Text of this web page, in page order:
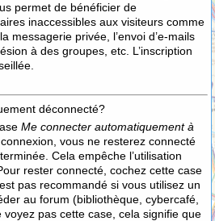
permet de bénéficier de
inaccessibles aux visiteurs comme
messagerie privée, l’envoi d’e-mails
à des groupes, etc. L’inscription
déconnecté?
Me connecter automatiquement à
vous ne resterez connecté
Cela empêche l’utilisation
rester connecté, cochez cette case
pas recommandé si vous utilisez un
au forum (bibliothèque, cybercafé,
pas cette case, cela signifie que